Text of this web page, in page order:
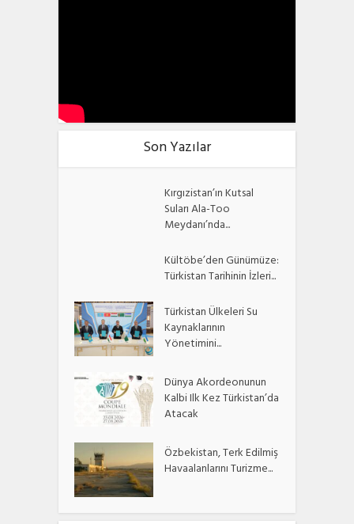
Son Yazılar
Kırgızistan’ın Kutsal
Suları Ala-Too
Meydanı’nda...
Kültöbe’den Günümüze:
Türkistan Tarihinin İzleri...
Türkistan Ülkeleri Su
Kaynaklarının
Yönetimini...
Dünya Akordeonunun
Kalbi Ilk Kez Türkistan’da
Atacak
Özbekistan, Terk Edilmiş
Havaalanlarını Turizme...